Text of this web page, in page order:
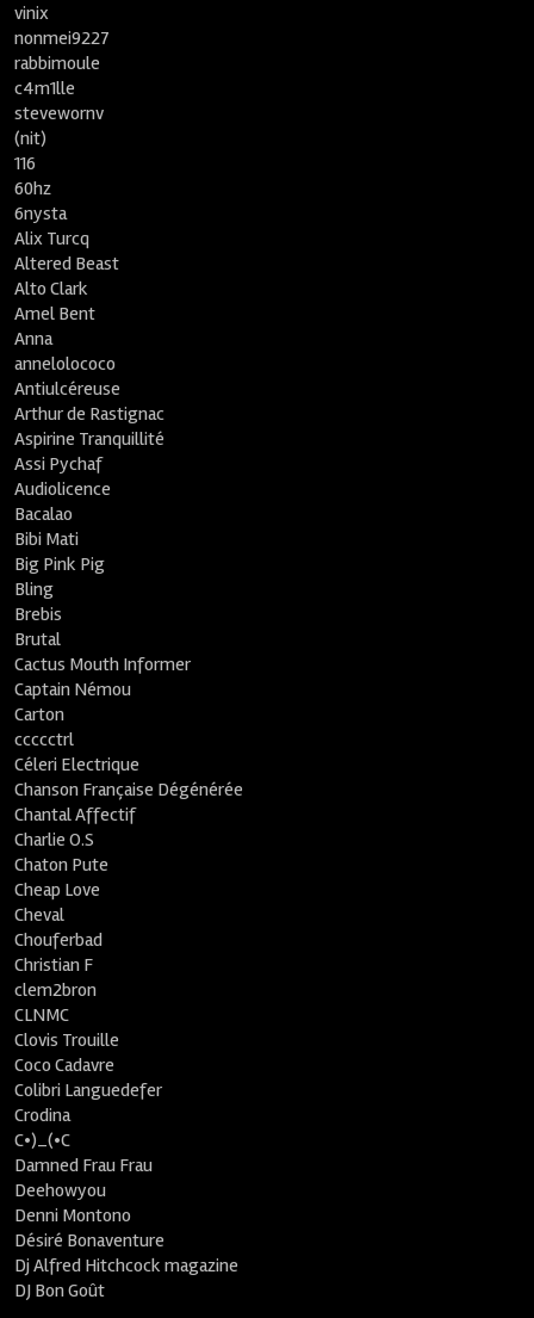
vinix
nonmei9227
rabbimoule
c4m1lle
stevewornv
(nit)
116
60hz
6nysta
Alix Turcq
Altered Beast
Alto Clark
Amel Bent
Anna
annelolococo
Antiulcéreuse
Arthur de Rastignac
Aspirine Tranquillité
Assi Pychaf
Audiolicence
Bacalao
Bibi Mati
Big Pink Pig
Bling
Brebis
Brutal
Cactus Mouth Informer
Captain Némou
Carton
ccccctrl
Céleri Electrique
Chanson Française Dégénérée
Chantal Affectif
Charlie O.S
Chaton Pute
Cheap Love
Cheval
Chouferbad
Christian F
clem2bron
CLNMC
Clovis Trouille
Coco Cadavre
Colibri Languedefer
Crodina
C•)_(•C
Damned Frau Frau
Deehowyou
Denni Montono
Désiré Bonaventure
Dj Alfred Hitchcock magazine
DJ Bon Goût